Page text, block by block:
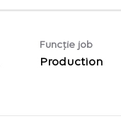
Funcție job
Production